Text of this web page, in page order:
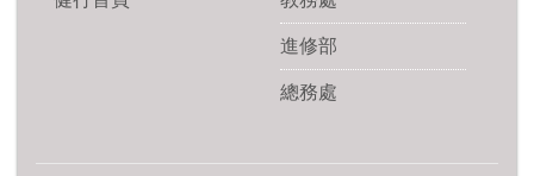
進修部
總務處